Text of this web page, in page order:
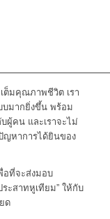
เต็มคุณภาพชีวิต เรา
บมากยิ่งขึ้น พร้อม
ผู้คน และเราจะไม่
ญหาการได้ยินของ
อที่จะส่งมอบ
ระสาทหูเทียม” ให้กับ
ด